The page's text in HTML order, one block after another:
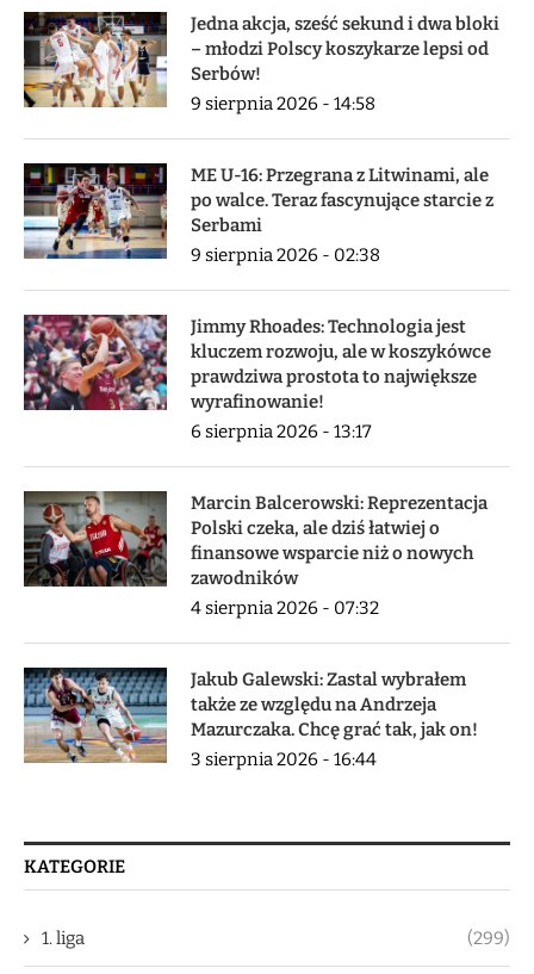
Jedna akcja, sześć sekund i dwa bloki
– młodzi Polscy koszykarze lepsi od
Serbów!
9 sierpnia 2026 - 14:58
ME U-16: Przegrana z Litwinami, ale
po walce. Teraz fascynujące starcie z
Serbami
9 sierpnia 2026 - 02:38
Jimmy Rhoades: Technologia jest
kluczem rozwoju, ale w koszykówce
prawdziwa prostota to największe
wyrafinowanie!
6 sierpnia 2026 - 13:17
Marcin Balcerowski: Reprezentacja
Polski czeka, ale dziś łatwiej o
finansowe wsparcie niż o nowych
zawodników
4 sierpnia 2026 - 07:32
Jakub Galewski: Zastal wybrałem
także ze względu na Andrzeja
Mazurczaka. Chcę grać tak, jak on!
3 sierpnia 2026 - 16:44
KATEGORIE
1. liga (299)